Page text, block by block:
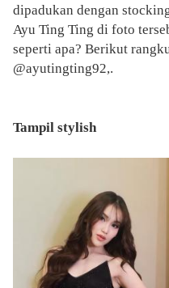
dipadukan dengan
Ayu Ting Ting di foto
seperti apa? Berikut
@ayutingting92,.
Tampil stylish